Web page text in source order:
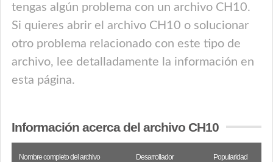
tengas algún problema con un archivo CH10.
Si quieres abrir el archivo CH10 o solucionar
otro problema relacionado con este tipo de
archivo, lee detalladamente la información en
esta página.
Información acerca del archivo CH10
Nombre completo del archivo Desarrollador Popularidad